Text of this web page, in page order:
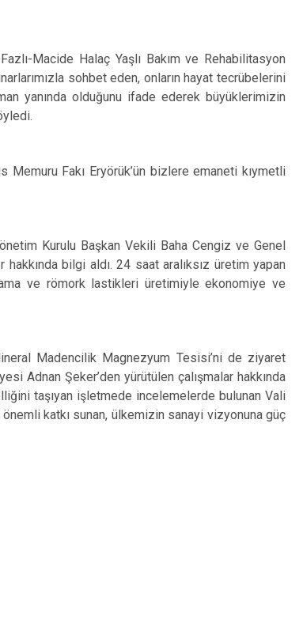
Macide Halaç Yaşlı Bakım ve Rehabilitasyon
sohbet eden, onların hayat tecrübelerini
yanında olduğunu ifade ederek büyüklerimizin
Fakı Eryörük’ün bizlere emaneti kıymetli
Kurulu Başkan Vekili Baha Cengiz ve Genel
bilgi aldı. 24 saat aralıksız üretim yapan
ve römork lastikleri üretimiyle ekonomiye ve
Madencilik Magnezyum Tesisi’ni de ziyaret
Adnan Şeker’den yürütülen çalışmalar hakkında
taşıyan işletmede incelemelerde bulunan Vali
katkı sunan, ülkemizin sanayi vizyonuna güç